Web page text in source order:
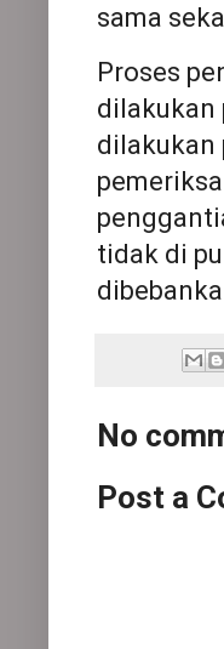
sama
Proses
dilakukan
dilakukan
tidak di
No
Post a